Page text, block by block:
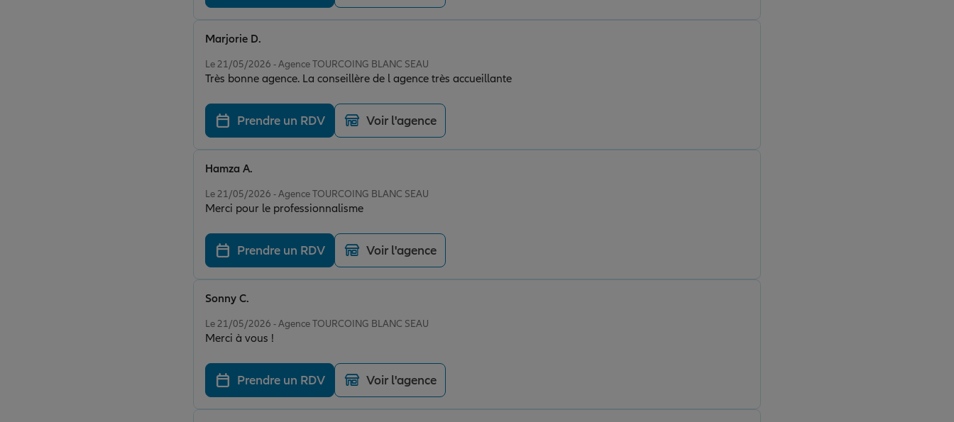
Le 21/05/2026 - Agence TOURCOING BLANC SEAU
Très bonne agence. La conseillère de l agence très accueillante
Marjorie D.
Prendre un RDV Voir l'agence
Le 21/05/2026 - Agence TOURCOING BLANC SEAU
Merci pour le professionnalisme
Hamza A.
Prendre un RDV Voir l'agence
Le 21/05/2026 - Agence TOURCOING BLANC SEAU
Merci à vous !
Sonny C.
Prendre un RDV Voir l'agence